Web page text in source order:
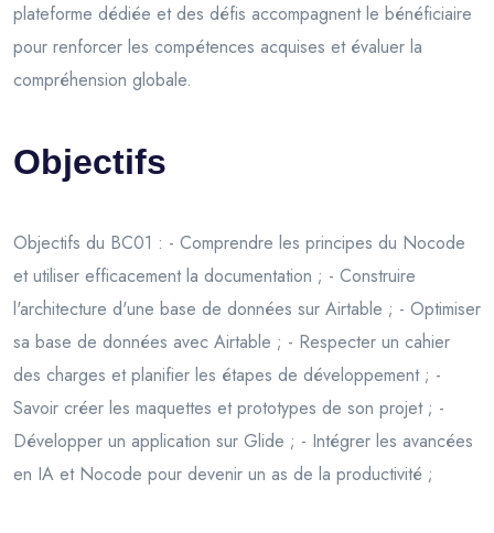
plateforme dédiée et des défis accompagnent le bénéficiaire
pour renforcer les compétences acquises et évaluer la
compréhension globale.
Objectifs
Objectifs du BC01 : - Comprendre les principes du Nocode
et utiliser efficacement la documentation ; - Construire
l'architecture d'une base de données sur Airtable ; - Optimiser
sa base de données avec Airtable ; - Respecter un cahier
des charges et planifier les étapes de développement ; -
Savoir créer les maquettes et prototypes de son projet ; -
Développer un application sur Glide ; - Intégrer les avancées
en IA et Nocode pour devenir un as de la productivité ;